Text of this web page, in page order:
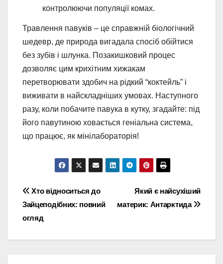
контролюючи популяції комах.
Травлення павуків – це справжній біологічний
шедевр, де природа вигадала спосіб обійтися
без зубів і шлунка. Позакишковий процес
дозволяє цим крихітним хижакам
перетворювати здобич на рідкий “коктейль” і
виживати в найскладніших умовах. Наступного
разу, коли побачите павука в кутку, згадайте: під
його павутиною ховається геніальна система,
що працює, як мінілабораторія!
Навігація
записів
Який є найсухіший
материк: Антарктида
Хто відноситься до
Зайцеподібних: повний
огляд